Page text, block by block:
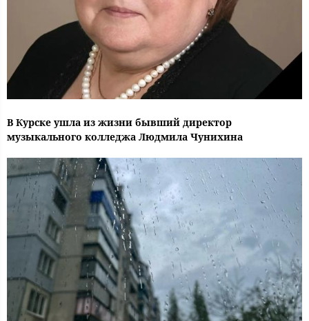
В Курске ушла из жизни бывший директор
музыкального колледжа Людмила Чунихина